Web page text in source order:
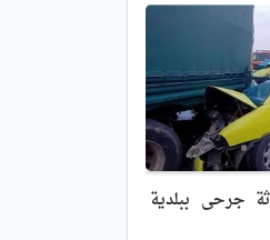
جرحى ببلدية